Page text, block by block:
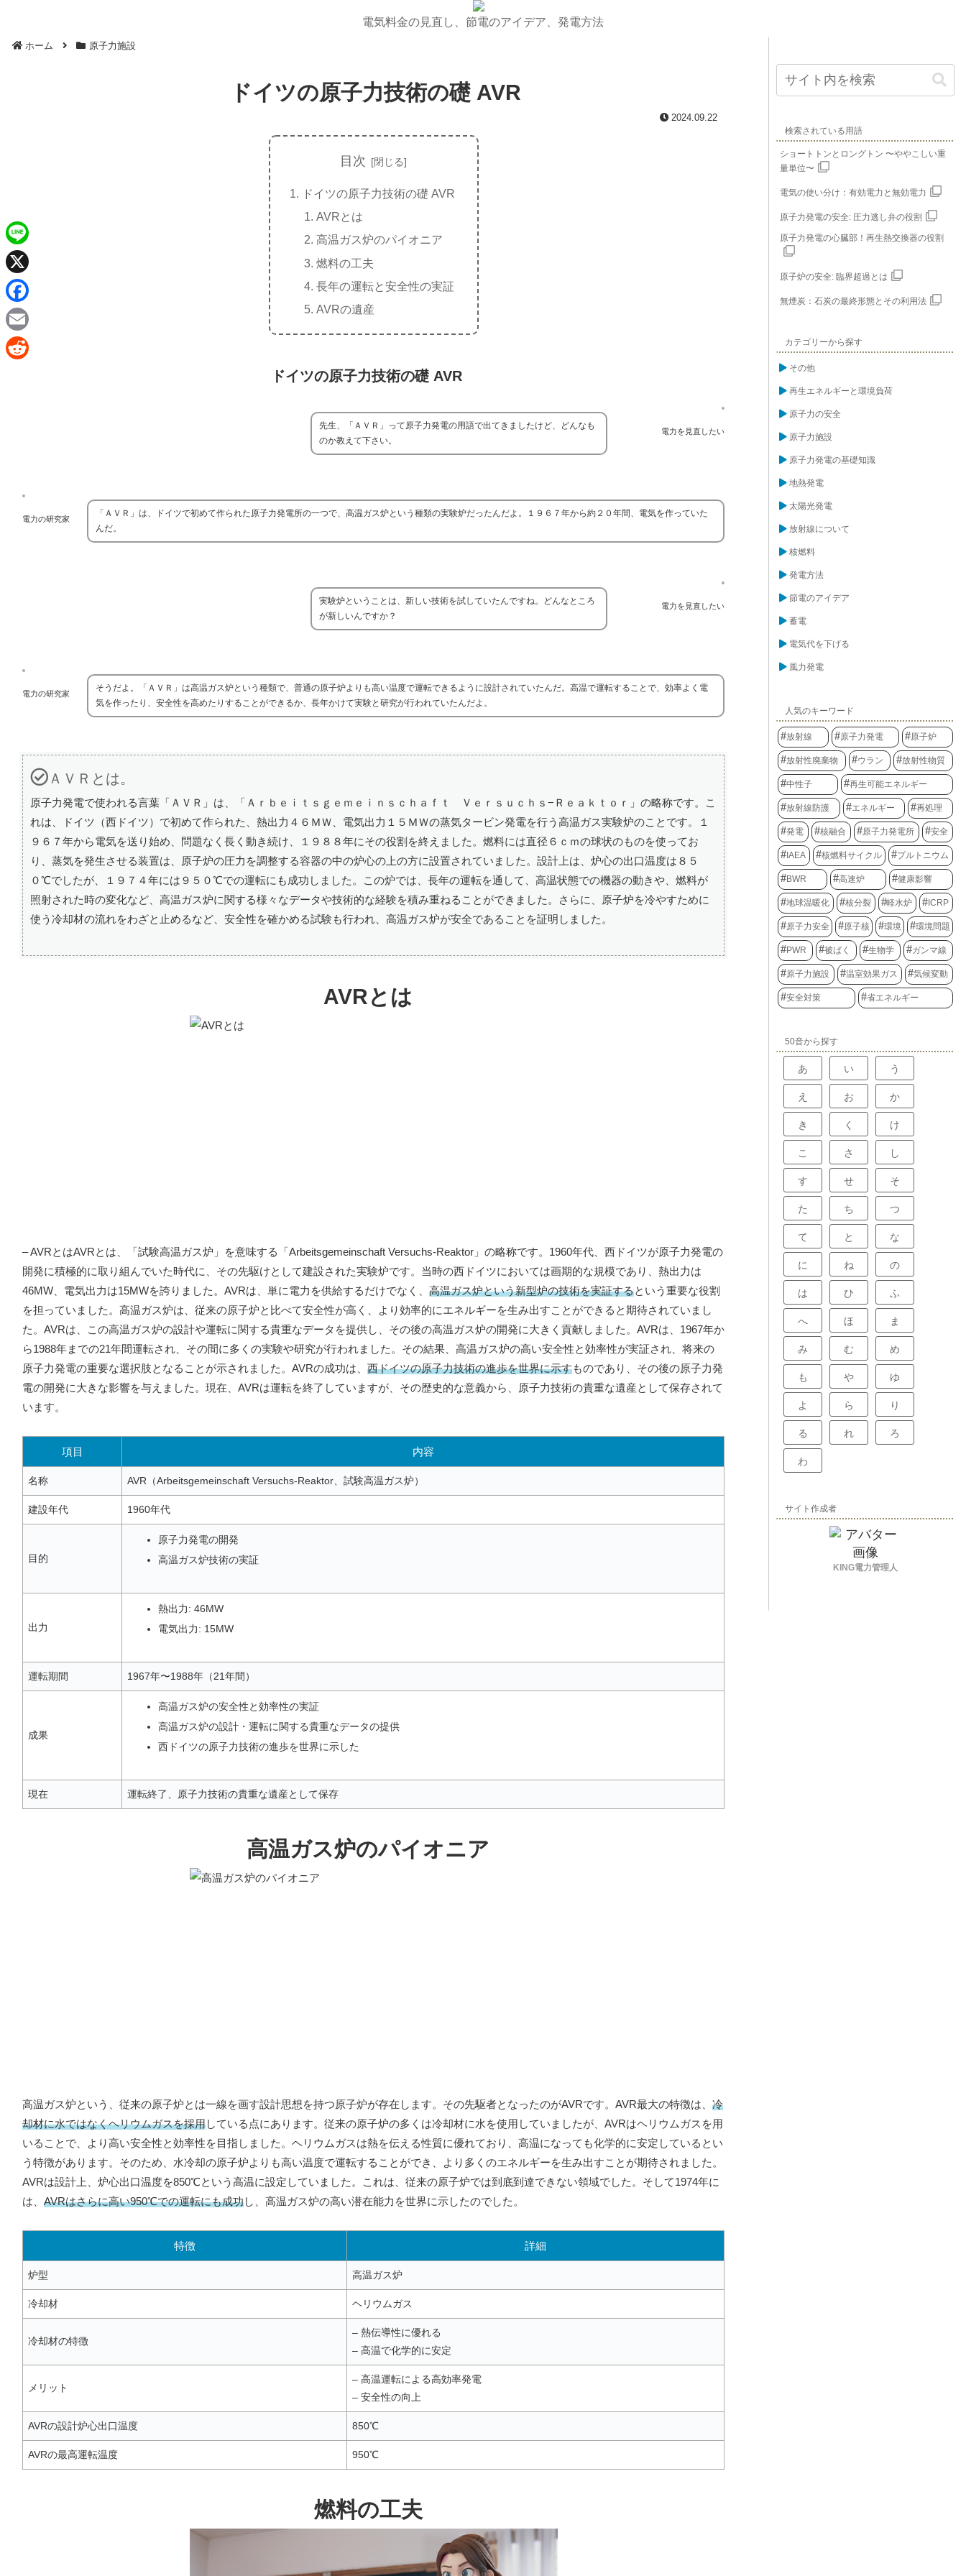
電気料金の見直し、節電のアイデア、発電方法
ホーム 原子力施設
ドイツの原子力技術の礎 AVR
2024.09.22
目次
ドイツの原子力技術の礎 AVR
AVRとは
高温ガス炉のパイオニア
燃料の工夫
長年の運転と安全性の実証
AVRの遺産
ドイツの原子力技術の礎 AVR
電力を見直したい
先生、「ＡＶＲ」って原子力発電の用語で出てきましたけど、どんなも
のか教えて下さい。
電力の研究家
「ＡＶＲ」は、ドイツで初めて作られた原子力発電所の一つで、高温ガス炉という種類の実験炉だったんだよ。１９６７年から約２０年間、電気を作っていた
んだ。
電力を見直したい
実験炉ということは、新しい技術を試していたんですね。どんなところ
が新しいんですか？
電力の研究家
そうだよ。「ＡＶＲ」は高温ガス炉という種類で、普通の原子炉よりも高い温度で運転できるように設計されていたんだ。高温で運転することで、効率よく電
気を作ったり、安全性を高めたりすることができるか、長年かけて実験と研究が行われていたんだよ。
ＡＶＲとは。
原子力発電で使われる言葉「ＡＶＲ」は、「Ａｒｂｅｉｔｓｇｅｍｅｉｎｓｃｈａｆｔ Ｖｅｒｓｕｃｈｓ−Ｒｅａｋｔｏｒ」の略称です。こ
れは、ドイツ（西ドイツ）で初めて作られた、熱出力４６ＭＷ、電気出力１５ＭＷの蒸気タービン発電を行う高温ガス実験炉のことです。１
９６７年から電気を送り始め、問題なく長く動き続け、１９８８年にその役割を終えました。燃料には直径６ｃｍの球状のものを使ってお
り、蒸気を発生させる装置は、原子炉の圧力を調整する容器の中の炉心の上の方に設置されていました。設計上は、炉心の出口温度は８５
０℃でしたが、１９７４年には９５０℃での運転にも成功しました。この炉では、長年の運転を通して、高温状態での機器の動きや、燃料が
照射された時の変化など、高温ガス炉に関する様々なデータや技術的な経験を積み重ねることができました。さらに、原子炉を冷やすために
使う冷却材の流れをわざと止めるなど、安全性を確かめる試験も行われ、高温ガス炉が安全であることを証明しました。
AVRとは
– AVRとはAVRとは、「試験高温ガス炉」を意味する「Arbeitsgemeinschaft Versuchs-Reaktor」の略称です。1960年代、西ドイツが原子力発電の
開発に積極的に取り組んでいた時代に、その先駆けとして建設された実験炉です。当時の西ドイツにおいては画期的な規模であり、熱出力は
46MW、電気出力は15MWを誇りました。AVRは、単に電力を供給するだけでなく、 高温ガス炉という新型炉の技術を実証するという重要な役割
を担っていました。高温ガス炉は、従来の原子炉と比べて安全性が高く、より効率的にエネルギーを生み出すことができると期待されていまし
た。AVRは、この高温ガス炉の設計や運転に関する貴重なデータを提供し、その後の高温ガス炉の開発に大きく貢献しました。AVRは、1967年か
ら1988年までの21年間運転され、その間に多くの実験や研究が行われました。その結果、高温ガス炉の高い安全性と効率性が実証され、将来の
原子力発電の重要な選択肢となることが示されました。AVRの成功は、 西ドイツの原子力技術の進歩を世界に示すものであり、その後の原子力発
電の開発に大きな影響を与えました。現在、AVRは運転を終了していますが、その歴史的な意義から、原子力技術の貴重な遺産として保存されて
います。
項目 内容
名称 AVR（Arbeitsgemeinschaft Versuchs-Reaktor、試験高温ガス炉）
建設年代 1960年代
目的
原子力発電の開発
高温ガス炉技術の実証
出力
熱出力: 46MW
電気出力: 15MW
運転期間 1967年〜1988年（21年間）
成果
高温ガス炉の安全性と効率性の実証
高温ガス炉の設計・運転に関する貴重なデータの提供
西ドイツの原子力技術の進歩を世界に示した
現在 運転終了、原子力技術の貴重な遺産として保存
高温ガス炉のパイオニア
高温ガス炉という、従来の原子炉とは一線を画す設計思想を持つ原子炉が存在します。その先駆者となったのがAVRです。AVR最大の特徴は、 冷
却材に水ではなくヘリウムガスを採用している点にあります。従来の原子炉の多くは冷却材に水を使用していましたが、AVRはヘリウムガスを用
いることで、より高い安全性と効率性を目指しました。ヘリウムガスは熱を伝える性質に優れており、高温になっても化学的に安定しているとい
う特徴があります。そのため、水冷却の原子炉よりも高い温度で運転することができ、より多くのエネルギーを生み出すことが期待されました。
AVRは設計上、炉心出口温度を850℃という高温に設定していました。これは、従来の原子炉では到底到達できない領域でした。そして1974年に
は、 AVRはさらに高い950℃での運転にも成功し、高温ガス炉の高い潜在能力を世界に示したのでした。
特徴 詳細
炉型 高温ガス炉
冷却材 ヘリウムガス
冷却材の特徴
– 熱伝導性に優れる
– 高温で化学的に安定
メリット
– 高温運転による高効率発電
– 安全性の向上
AVRの設計炉心出口温度 850℃
AVRの最高運転温度 950℃
燃料の工夫
検索されている用語
ショートトンとロングトン 〜ややこしい重
量単位〜
電気の使い分け：有効電力と無効電力
原子力発電の安全: 圧力逃し弁の役割
原子力発電の心臓部！再生熱交換器の役割
原子炉の安全: 臨界超過とは
無煙炭：石炭の最終形態とその利用法
カテゴリーから探す
その他
再生エネルギーと環境負荷
原子力の安全
原子力施設
原子力発電の基礎知識
地熱発電
太陽光発電
放射線について
核燃料
発電方法
節電のアイデア
蓄電
電気代を下げる
風力発電
人気のキーワード
放射線 原子力発電 原子炉
放射性廃棄物 ウラン 放射性物質
中性子 再生可能エネルギー
放射線防護 エネルギー 再処理
発電 核融合 原子力発電所 安全
IAEA 核燃料サイクル プルトニウム
BWR 高速炉 健康影響
地球温暖化 核分裂 軽水炉 ICRP
原子力安全 原子核 環境 環境問題
PWR 被ばく 生物学 ガンマ線
原子力施設 温室効果ガス 気候変動
安全対策 省エネルギー
50音から探す
あ い う
え お か
き く け
こ さ し
す せ そ
た ち つ
て と な
に ね の
は ひ ふ
へ ほ ま
み む め
も や ゆ
よ ら り
る れ ろ
わ
サイト作成者
KING電力管理人
L
n
e
X
F
a
c
E